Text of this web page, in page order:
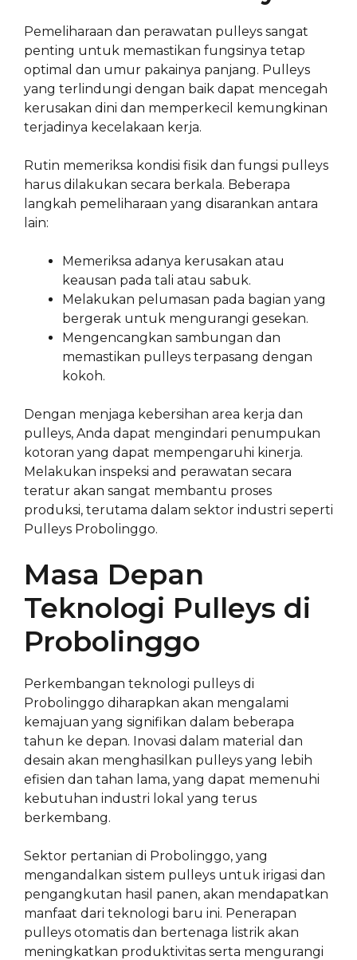
Pemeliharaan dan perawatan pulleys sangat
penting untuk memastikan fungsinya tetap
optimal dan umur pakainya panjang. Pulleys
yang terlindungi dengan baik dapat mencegah
kerusakan dini dan memperkecil kemungkinan
terjadinya kecelakaan kerja.
Rutin memeriksa kondisi fisik dan fungsi pulleys
harus dilakukan secara berkala. Beberapa
langkah pemeliharaan yang disarankan antara
lain:
Memeriksa adanya kerusakan atau
keausan pada tali atau sabuk.
Melakukan pelumasan pada bagian yang
bergerak untuk mengurangi gesekan.
Mengencangkan sambungan dan
memastikan pulleys terpasang dengan
kokoh.
Dengan menjaga kebersihan area kerja dan
pulleys, Anda dapat mengindari penumpukan
kotoran yang dapat mempengaruhi kinerja.
Melakukan inspeksi and perawatan secara
teratur akan sangat membantu proses
produksi, terutama dalam sektor industri seperti
Pulleys Probolinggo.
Masa Depan
Teknologi Pulleys di
Probolinggo
Perkembangan teknologi pulleys di
Probolinggo diharapkan akan mengalami
kemajuan yang signifikan dalam beberapa
tahun ke depan. Inovasi dalam material dan
desain akan menghasilkan pulleys yang lebih
efisien dan tahan lama, yang dapat memenuhi
kebutuhan industri lokal yang terus
berkembang.
Sektor pertanian di Probolinggo, yang
mengandalkan sistem pulleys untuk irigasi dan
pengangkutan hasil panen, akan mendapatkan
manfaat dari teknologi baru ini. Penerapan
pulleys otomatis dan bertenaga listrik akan
meningkatkan produktivitas serta mengurangi